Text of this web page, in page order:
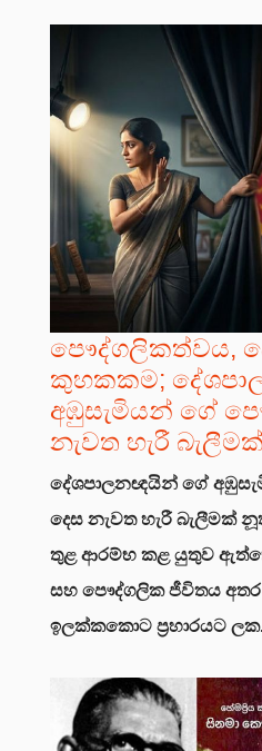
පෞද්ගලිකත්වය,
කුහකකම;
අඹුසැමියන් ගේ
නැවත හැරී බැලීමක්
දේශපාලනඥයින් ගේ
දෙස නැවත හැරී බැලීමක්
තුළ ආරම්භ කළ යුතුව
සහ පෞද්ගලික ජීවිතය
ඉලක්කකොට ප්‍රහාරයට